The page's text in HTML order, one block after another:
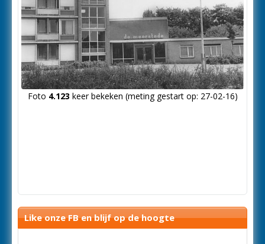
Foto 4.123 keer bekeken (meting gestart op: 27-02-16)
Like onze FB en blijf op de hoogte